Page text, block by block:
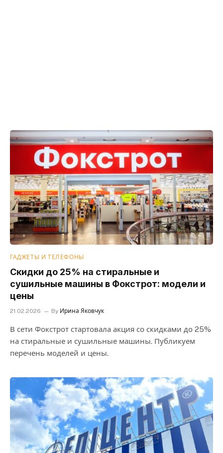
ГАДЖЕТЫ И ТЕЛЕФОНЫ
Скидки до 25% на стиральные и
сушильные машины в Фокстрот: модели и
цены
21.02.2026 By Ирина Яковчук
В сети Фокстрот стартовала акция со скидками до 25%
на стиральные и сушильные машины. Публикуем
перечень моделей и цены.